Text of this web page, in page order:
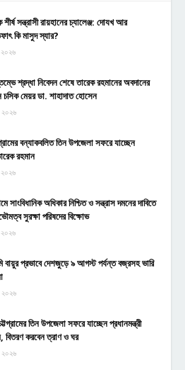
সন্ত্রাসী রায়হানের চ্যালেঞ্জ: দোযখ আর
কি মাসুদ স্যার?
শ্রদ্ধা নিবেদন শেষে তারেক রহমানের অবদানের
চসিক মেয়র ডা. শাহাদাত হোসেন
বন্যাকবলিত তিন উপজেলা সফরে যাচ্ছেন
রহমান
সাংবিধানিক অধিকার নিশ্চিত ও সন্ত্রাস দমনের দাবিতে
সুরক্ষা পরিষদের বিক্ষোভ
বায়ুর প্রভাবে দেশজুড়ে ৯ আগস্ট পর্যন্ত বজ্রসহ ভারি
তিন উপজেলা সফরে যাচ্ছেন প্রধানমন্ত্রী
বিতরণ করবেন ত্রাণ ও ঘর